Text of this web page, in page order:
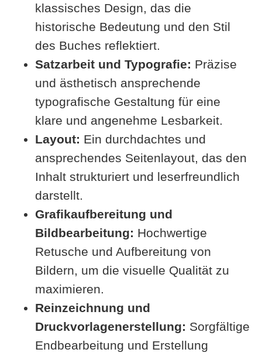
klassisches Design, das die
historische Bedeutung und den Stil
des Buches reflektiert.
Satzarbeit und Typografie: Präzise
und ästhetisch ansprechende
typografische Gestaltung für eine
klare und angenehme Lesbarkeit.
Layout: Ein durchdachtes und
ansprechendes Seitenlayout, das den
Inhalt strukturiert und leserfreundlich
darstellt.
Grafikaufbereitung und
Bildbearbeitung: Hochwertige
Retusche und Aufbereitung von
Bildern, um die visuelle Qualität zu
maximieren.
Reinzeichnung und
Druckvorlagenerstellung: Sorgfältige
Endbearbeitung und Erstellung